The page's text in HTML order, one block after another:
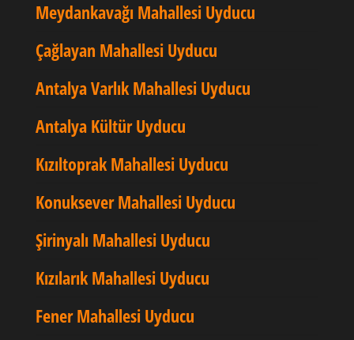
Meydankavağı Mahallesi Uyducu
Çağlayan Mahallesi Uyducu
Antalya Varlık Mahallesi Uyducu
Antalya Kültür Uyducu
Kızıltoprak Mahallesi Uyducu
Konuksever Mahallesi Uyducu
Şirinyalı Mahallesi Uyducu
Kızılarık Mahallesi Uyducu
Fener Mahallesi Uyducu